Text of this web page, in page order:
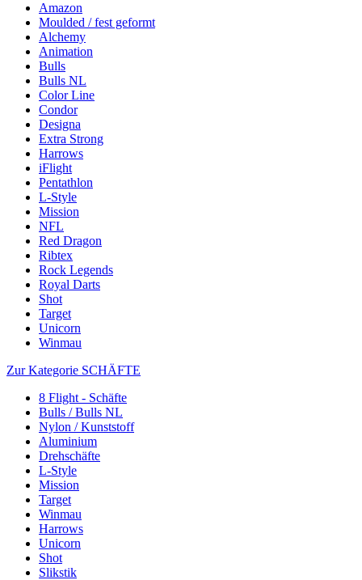
Amazon
Moulded / fest geformt
Alchemy
Animation
Bulls
Bulls NL
Color Line
Condor
Designa
Extra Strong
Harrows
iFlight
Pentathlon
L-Style
Mission
NFL
Red Dragon
Ribtex
Rock Legends
Royal Darts
Shot
Target
Unicorn
Winmau
Zur Kategorie SCHÄFTE
8 Flight - Schäfte
Bulls / Bulls NL
Nylon / Kunststoff
Aluminium
Drehschäfte
L-Style
Mission
Target
Winmau
Harrows
Unicorn
Shot
Slikstik